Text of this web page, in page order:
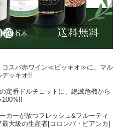
コスパ赤ワイン≪ピッキオ≫に、マル
デッキオ!!
定番ドルチェットに、絶滅危機から
カーが放つフレッシュ&フルーティ
大級の生産者[コロンバ・ビアンカ]